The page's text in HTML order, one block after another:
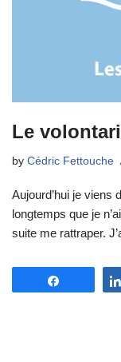
Le
by Cédric Fettouche
Aujourd’hui je viens
longtemps que je
suite me rattraper.